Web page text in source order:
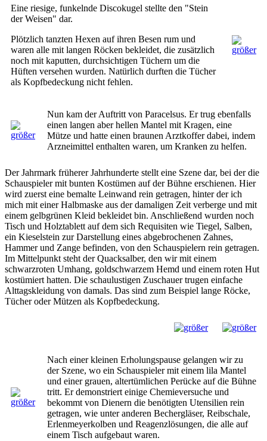
Eine riesige, funkelnde Discokugel stellte den "Stein
der Weisen" dar.
Plötzlich tanzten Hexen auf ihren Besen rum und
waren alle mit langen Röcken bekleidet, die zusätzlich
noch mit kaputten, durchsichtigen Tüchern um die
Hüften versehen wurden. Natürlich durften die Tücher
als Kopfbedeckung nicht fehlen.
Nun kam der Auftritt von Paracelsus. Er trug ebenfalls
einen langen aber hellen Mantel mit Kragen, eine
Mütze und hatte einen braunen Arztkoffer dabei, indem
Arzneimittel enthalten waren, um Kranken zu helfen.
Der Jahrmark früherer Jahrhunderte stellt eine Szene dar, bei der die
Schauspieler mit bunten Kostümen auf der Bühne erschienen. Hier
wird zuerst eine bemalte Leinwand rein getragen, hinter der ich
mich mit einer Halbmaske aus der damaligen Zeit verberge und mit
einem gelbgrünen Kleid bekleidet bin. Anschließend wurden noch
Tisch und Holztablett auf dem sich Requisiten wie Tiegel, Salben,
ein Kieselstein zur Darstellung eines abgebrochenen Zahnes,
Hammer und Zange befinden, von den Schauspielern rein getragen.
Im Mittelpunkt steht der Quacksalber, den wir mit einem
schwarzroten Umhang, goldschwarzem Hemd und einem roten Hut
kostümiert hatten. Die schaulustigen Zuschauer trugen einfache
Alttagskleidung von damals. Das sind zum Beispiel lange Röcke,
Tücher oder Mützen als Kopfbedeckung.
Nach einer kleinen Erholungspause gelangen wir zu
der Szene, wo ein Schauspieler mit einem lila Mantel
und einer grauen, altertümlichen Perücke auf die Bühne
tritt. Er demonstriert einige Chemieversuche und
bekommt von Dienern die benötigten Utensilien rein
getragen, wie unter anderen Bechergläser, Reibschale,
Erlenmeyerkolben und Reagenzlösungen, die alle auf
einem Tisch aufgebaut waren.